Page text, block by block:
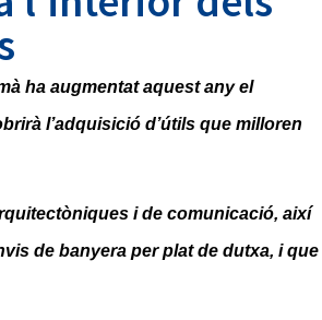
ha augmentat aquest any el
l’adquisició d’útils que milloren
i de comunicació, així
de banyera per plat de dutxa, i que